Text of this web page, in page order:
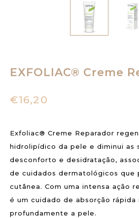
EXFOLIAC® Creme
€16,20
Exfoliac® Creme Reparador
hidrolipídico da pele e diminui as
desconforto e desidratação,
de cuidados dermatológicos que
cutânea. Com uma intensa ação
é um cuidado de absorção rápida
profundamente a pele.